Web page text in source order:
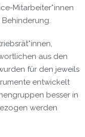
Mitarbeiter*innen
aus den
für den jeweils
entwickelt
besser in
werden